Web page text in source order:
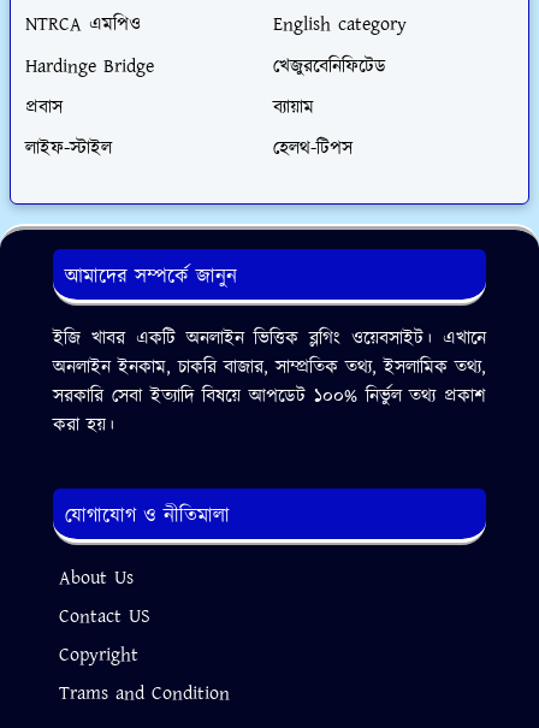
NTRCA এমপিও
English category
Hardinge Bridge
খেজুরবেনিফিটেড
প্রবাস
ব্যায়াম
লাইফ-স্টাইল
হেলথ-টিপস
আমাদের সম্পর্কে জানুন
ইজি খাবর একটি অনলাইন ভিত্তিক ব্লগিং ওয়েবসাইট। এখানে
অনলাইন ইনকাম, চাকরি বাজার, সাম্প্রতিক তথ্য, ইসলামিক তথ্য,
সরকারি সেবা ইত্যাদি বিষয়ে আপডেট ১০০% নির্ভুল তথ্য প্রকাশ
করা হয়।
যোগাযোগ ও নীতিমালা
About Us
Contact US
Copyright
Trams and Condition